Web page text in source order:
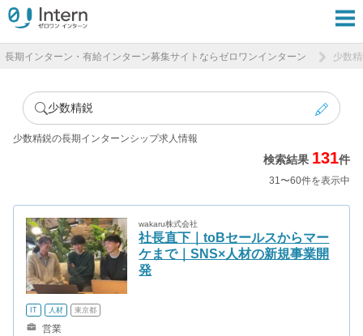
長期インターン・有給インターン募集サイトならゼロワンインターン 少数
少数精鋭
少数精鋭の長期インターンシップ求人情報
検索結果 131件
31〜60件を表示中
wakaru株式会社
社長直下｜toBセールスからマー
ケまで｜SNS×人材の新規事業開
発
IT 人材 東京都
営業